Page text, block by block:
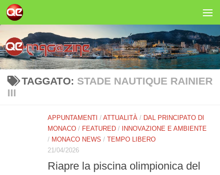
Salta al contenuto
TAGGATO: STADE NAUTIQUE RAINIER
III
APPUNTAMENTI / ATTUALITÀ / DAL PRINCIPATO DI
MONACO / FEATURED /
INNOVAZIONE E AMBIENTE
/ MONACO NEWS / TEMPO LIBERO
21/04/2026
Riapre la piscina olimpionica del